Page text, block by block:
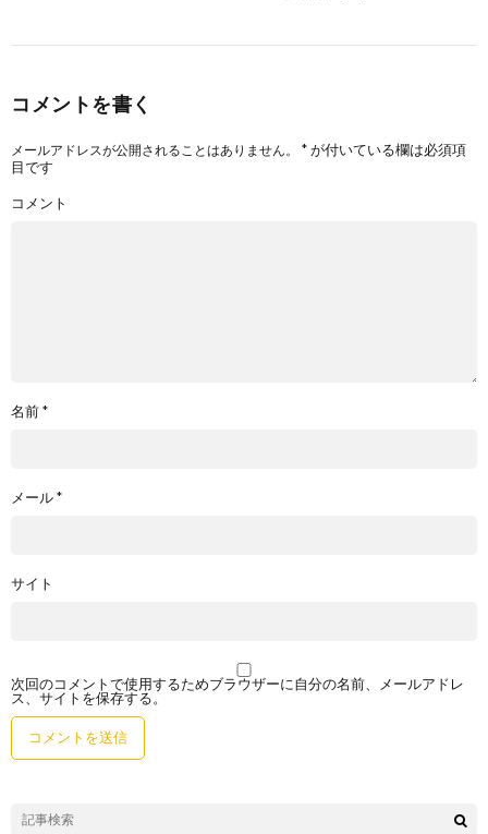
コメントを書く
メールアドレスが公開されることはありません。 *が付いている欄は必須項
目です
コメント
名前*
メール*
サイト
次回のコメントで使用するためブラウザーに自分の名前、メールアドレ
ス、サイトを保存する。